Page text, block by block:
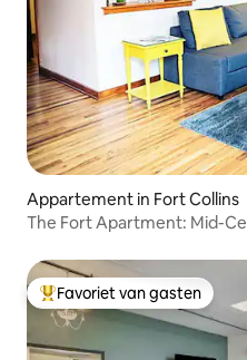
Appartement in Fort Collins
The Fort Apartment: Mid-
Topfavoriet van gasten
Favoriet van gasten